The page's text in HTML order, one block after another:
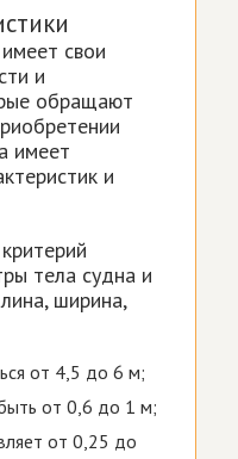
свои
и
обращают
имеет
и
тела судна и
ширина,
от 4,5 до 6 м;
от 0,6 до 1 м;
от 0,25 до